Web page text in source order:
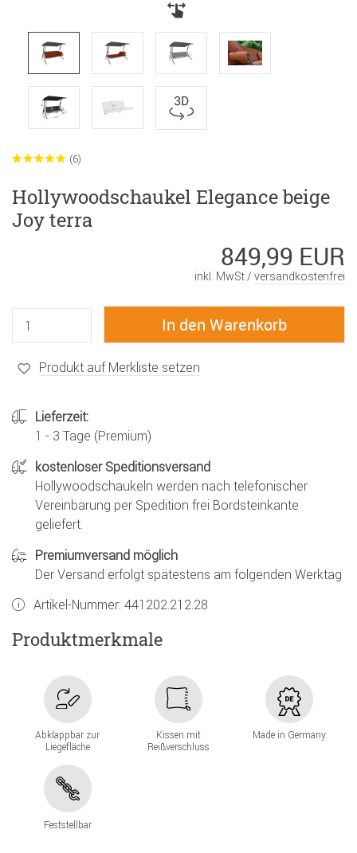
(6)
Hollywoodschaukel Elegance beige
Joy terra
849,99 EUR
inkl. MwSt / versandkostenfrei
Produkt auf Merkliste setzen
Lieferzeit:
1 - 3 Tage (Premium)
kostenloser Speditionsversand
Hollywoodschaukeln werden nach telefonischer
Vereinbarung per Spedition frei Bordsteinkante
geliefert.
Premiumversand möglich
Der Versand erfolgt spätestens am folgenden Werktag
Artikel-Nummer: 441202.212.28
Produktmerkmale
Abklappbar zur
Liegefläche
Kissen mit
Reißverschluss
Made in Germany
Feststellbar